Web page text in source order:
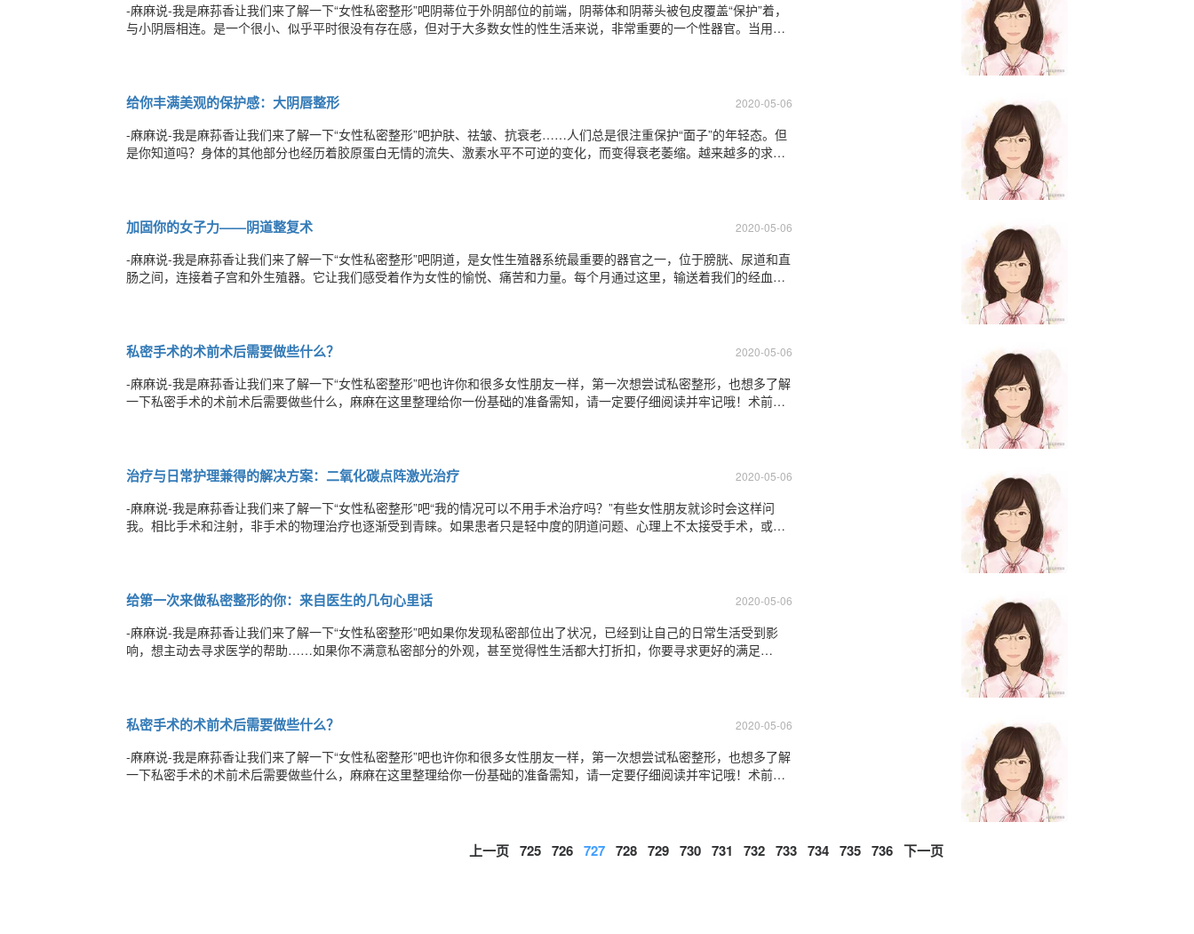
-麻麻说-我是麻荪香让我们来了解一下“女性私密整形”吧阴蒂位于外阴部位的前端，阴蒂体和阴蒂头被包皮覆盖“保护”着，
与小阴唇相连。是一个很小、似乎平时很没有存在感，但对于大多数女性的性生活来说，非常重要的一个性器官。当用手
给你丰满美观的保护感：大阴唇整形 2020-05-06
-麻麻说-我是麻荪香让我们来了解一下“女性私密整形”吧护肤、祛皱、抗衰老……人们总是很注重保护“面子”的年轻态。但
是你知道吗？身体的其他部分也经历着胶原蛋白无情的流失、激素水平不可逆的变化，而变得衰老萎缩。越来越多的求美
加固你的女子力——阴道整复术 2020-05-06
-麻麻说-我是麻荪香让我们来了解一下“女性私密整形”吧阴道，是女性生殖器系统最重要的器官之一，位于膀胱、尿道和直
肠之间，连接着子宫和外生殖器。它让我们感受着作为女性的愉悦、痛苦和力量。每个月通过这里，输送着我们的经血和
私密手术的术前术后需要做些什么？ 2020-05-06
-麻麻说-我是麻荪香让我们来了解一下“女性私密整形”吧也许你和很多女性朋友一样，第一次想尝试私密整形，也想多了解
一下私密手术的术前术后需要做些什么，麻麻在这里整理给你一份基础的准备需知，请一定要仔细阅读并牢记哦！术前准
治疗与日常护理兼得的解决方案：二氧化碳点阵激光治疗 2020-05-06
-麻麻说-我是麻荪香让我们来了解一下“女性私密整形”吧“我的情况可以不用手术治疗吗？”有些女性朋友就诊时会这样问
我。相比手术和注射，非手术的物理治疗也逐渐受到青睐。如果患者只是轻中度的阴道问题、心理上不太接受手术，或者
给第一次来做私密整形的你：来自医生的几句心里话 2020-05-06
-麻麻说-我是麻荪香让我们来了解一下“女性私密整形”吧如果你发现私密部位出了状况，已经到让自己的日常生活受到影
响，想主动去寻求医学的帮助……如果你不满意私密部分的外观，甚至觉得性生活都大打折扣，你要寻求更好的满足
私密手术的术前术后需要做些什么？ 2020-05-06
-麻麻说-我是麻荪香让我们来了解一下“女性私密整形”吧也许你和很多女性朋友一样，第一次想尝试私密整形，也想多了解
一下私密手术的术前术后需要做些什么，麻麻在这里整理给你一份基础的准备需知，请一定要仔细阅读并牢记哦！术前准
上一页 725 726 727 728 729 730 731 732 733 734 735 736 下一页